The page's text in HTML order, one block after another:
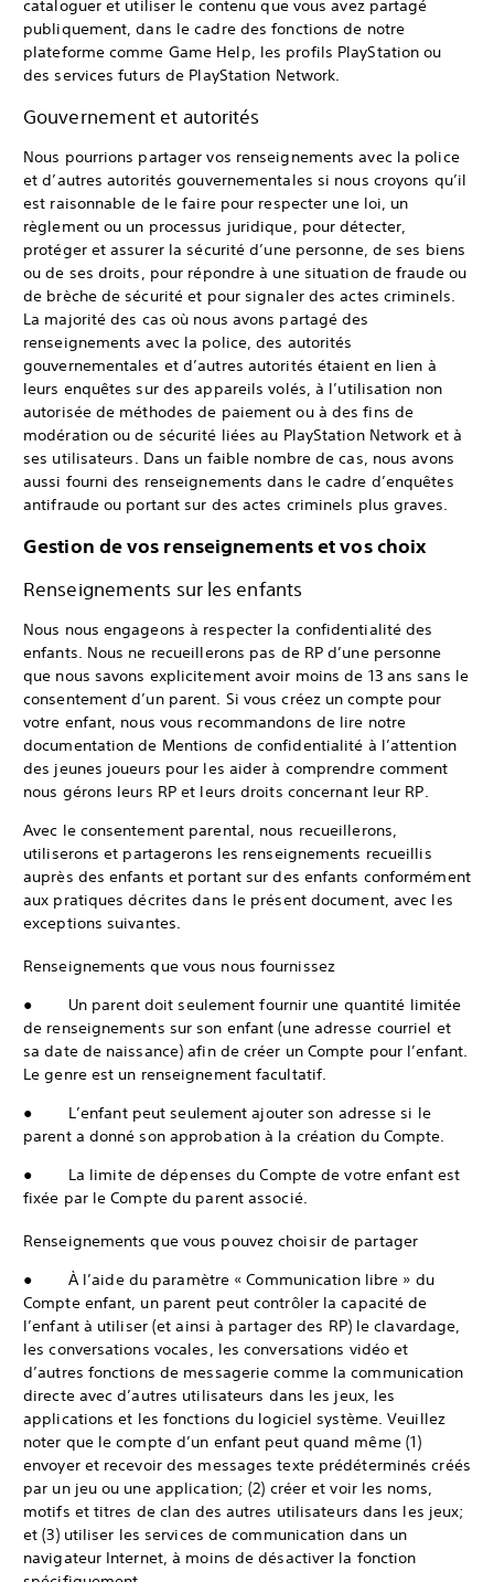
cataloguer et utiliser le contenu que vous avez partagé
publiquement, dans le cadre des fonctions de notre
plateforme comme Game Help, les profils PlayStation ou
des services futurs de PlayStation Network.
Gouvernement et autorités
Nous pourrions partager vos renseignements avec la police
et d’autres autorités gouvernementales si nous croyons qu’il
est raisonnable de le faire pour respecter une loi, un
règlement ou un processus juridique, pour détecter,
protéger et assurer la sécurité d’une personne, de ses biens
ou de ses droits, pour répondre à une situation de fraude ou
de brèche de sécurité et pour signaler des actes criminels.
La majorité des cas où nous avons partagé des
renseignements avec la police, des autorités
gouvernementales et d’autres autorités étaient en lien à
leurs enquêtes sur des appareils volés, à l’utilisation non
autorisée de méthodes de paiement ou à des fins de
modération ou de sécurité liées au PlayStation Network et à
ses utilisateurs. Dans un faible nombre de cas, nous avons
aussi fourni des renseignements dans le cadre d’enquêtes
antifraude ou portant sur des actes criminels plus graves.
Gestion de vos renseignements et vos choix
Renseignements sur les enfants
Nous nous engageons à respecter la confidentialité des
enfants. Nous ne recueillerons pas de RP d’une personne
que nous savons explicitement avoir moins de 13 ans sans le
consentement d’un parent. Si vous créez un compte pour
votre enfant, nous vous recommandons de lire notre
documentation de Mentions de confidentialité à l’attention
des jeunes joueurs pour les aider à comprendre comment
nous gérons leurs RP et leurs droits concernant leur RP.
Avec le consentement parental, nous recueillerons,
utiliserons et partagerons les renseignements recueillis
auprès des enfants et portant sur des enfants conformément
aux pratiques décrites dans le présent document, avec les
exceptions suivantes.
Renseignements que vous nous fournissez
● Un parent doit seulement fournir une quantité limitée
de renseignements sur son enfant (une adresse courriel et
sa date de naissance) afin de créer un Compte pour l’enfant.
Le genre est un renseignement facultatif.
● L’enfant peut seulement ajouter son adresse si le
parent a donné son approbation à la création du Compte.
● La limite de dépenses du Compte de votre enfant est
fixée par le Compte du parent associé.
Renseignements que vous pouvez choisir de partager
● À l’aide du paramètre « Communication libre » du
Compte enfant, un parent peut contrôler la capacité de
l’enfant à utiliser (et ainsi à partager des RP) le clavardage,
les conversations vocales, les conversations vidéo et
d’autres fonctions de messagerie comme la communication
directe avec d’autres utilisateurs dans les jeux, les
applications et les fonctions du logiciel système. Veuillez
noter que le compte d’un enfant peut quand même (1)
envoyer et recevoir des messages texte prédéterminés créés
par un jeu ou une application; (2) créer et voir les noms,
motifs et titres de clan des autres utilisateurs dans les jeux;
et (3) utiliser les services de communication dans un
navigateur Internet, à moins de désactiver la fonction